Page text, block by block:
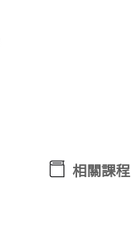
相關課程